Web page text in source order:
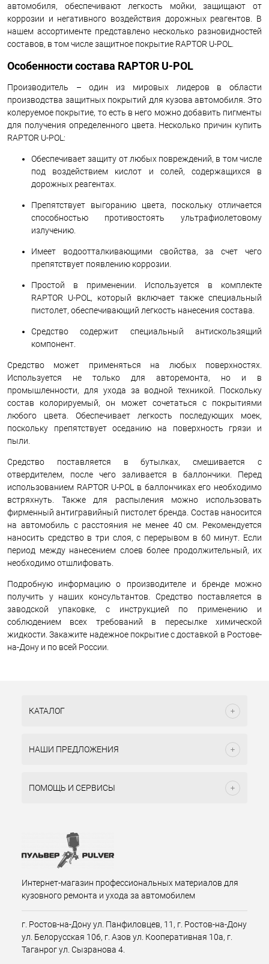
автомобиля, обеспечивают легкость мойки, защищают от
коррозии и негативного воздействия дорожных реагентов. В
нашем ассортименте представлено несколько разновидностей
составов, в том числе защитное покрытие RAPTOR U-POL.
Особенности состава RAPTOR U-POL
Производитель – один из мировых лидеров в области
производства защитных покрытий для кузова автомобиля. Это
колеруемое покрытие, то есть в него можно добавить пигменты
для получения определенного цвета. Несколько причин купить
RAPTOR U-POL:
Обеспечивает защиту от любых повреждений, в том числе
под воздействием кислот и солей, содержащихся в
дорожных реагентах.
Препятствует выгоранию цвета, поскольку отличается
способностью противостоять ультрафиолетовому
излучению.
Имеет водоотталкивающими свойства, за счет чего
препятствует появлению коррозии.
Простой в применении. Используется в комплекте
RAPTOR U-POL, который включает также специальный
пистолет, обеспечивающий легкость нанесения состава.
Средство содержит специальный антискользящий
компонент.
Средство может применяться на любых поверхностях.
Используется не только для авторемонта, но и в
промышленности, для ухода за водной техникой. Поскольку
состав колорируемый, он может сочетаться с покрытиями
любого цвета. Обеспечивает легкость последующих моек,
поскольку препятствует оседанию на поверхность грязи и
пыли.
Средство поставляется в бутылках, смешивается с
отвердителем, после чего заливается в баллончики. Перед
использованием RAPTOR U-POL в баллончиках его необходимо
встряхнуть. Также для распыления можно использовать
фирменный антигравийный пистолет бренда. Состав наносится
на автомобиль с расстояния не менее 40 см. Рекомендуется
наносить средство в три слоя, с перерывом в 60 минут. Если
период между нанесением слоев более продолжительный, их
необходимо отшлифовать.
Подробную информацию о производителе и бренде можно
получить у наших консультантов. Средство поставляется в
заводской упаковке, с инструкцией по применению и
соблюдением всех требований в пересылке химической
жидкости. Закажите надежное покрытие с доставкой в Ростове-
на-Дону и по всей России.
КАТАЛОГ
НАШИ ПРЕДЛОЖЕНИЯ
ПОМОЩЬ И СЕРВИСЫ
Интернет-магазин профессиональных материалов для
кузовного ремонта и ухода за автомобилем
г. Ростов-на-Дону ул. Панфиловцев, 11, г. Ростов-на-Дону
ул. Белорусская 106, г. Азов ул. Кооперативная 10а, г.
Таганрог ул. Сызранова 4.